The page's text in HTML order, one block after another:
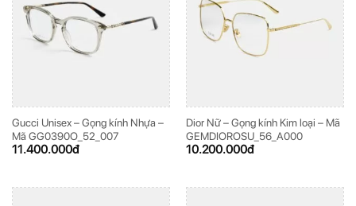
Gucci Unisex – Gọng kính Nhựa –
Mã GG0390O_52_007
11.400.000đ
Dior Nữ – Gọng kính Kim loại – Mã
GEMDIOROSU_56_A000
10.200.000đ